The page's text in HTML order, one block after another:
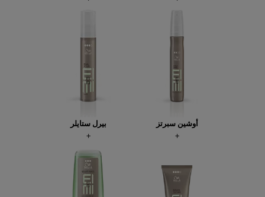
أوشين سبرتز بيرل ستايلر